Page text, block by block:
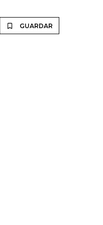
GUARDAR